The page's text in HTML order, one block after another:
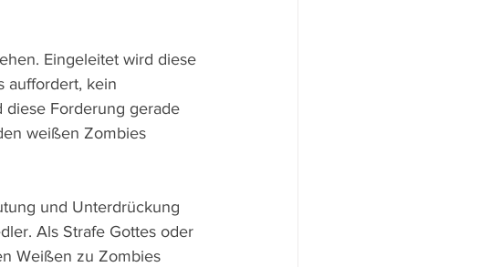
Eingeleitet wird diese
auffordert, kein
Forderung gerade
weißen Zombies
und Unterdrückung
Als Strafe Gottes oder
Weißen zu Zombies